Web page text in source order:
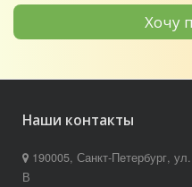
Хочу
Наши контакты
190005, Санкт-Петербург,
В